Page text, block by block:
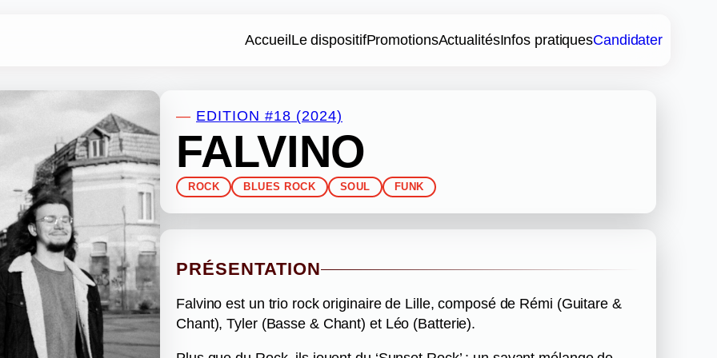
Accueil Le dispositifPromotionsActualitésInfos pratiquesCandidater
— EDITION #18 (2024)
FALVINO
ROCK BLUES ROCK SOUL FUNK
PRÉSENTATION
Falvino est un trio rock originaire de Lille, composé de Rémi (Guitare &
Chant), Tyler (Basse & Chant) et Léo (Batterie).